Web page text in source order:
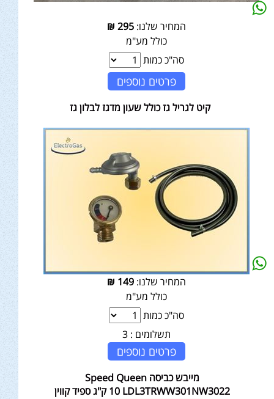
המחיר שלנו:295
₪
כולל מע"מ
סה"כ כמות
פרטים נוספים
קיט לגריל גז כולל שעון מדגז לבלון גז
המחיר שלנו:149
₪
כולל מע"מ
סה"כ כמות
תשלומים : 3
פרטים נוספים
מייבש כביסה Speed Queen
LDL3TRWW301NW3022 ‏10 ‏ק"ג ספיד קווין